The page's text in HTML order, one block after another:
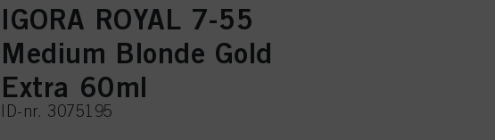
IGORA ROYAL 7-55
Medium Blonde Gold
Extra 60ml
ID-nr. 3075195